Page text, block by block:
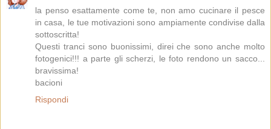
la penso esattamente come te, non amo cucinare il pesce
in casa, le tue motivazioni sono ampiamente condivise dalla
sottoscritta!
Questi tranci sono buonissimi, direi che sono anche molto
fotogenici!!! a parte gli scherzi, le foto rendono un sacco...
bravissima!
bacioni
Rispondi